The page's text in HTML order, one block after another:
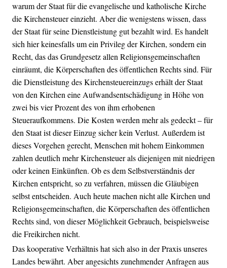
warum der Staat für die evangelische und katholische Kirche
die Kirchensteuer einzieht. Aber die wenigstens wissen, dass
der Staat für seine Dienstleistung gut bezahlt wird. Es handelt
sich hier keinesfalls um ein Privileg der Kirchen, sondern ein
Recht, das das Grundgesetz allen Religionsgemeinschaften
einräumt, die Körperschaften des öffentlichen Rechts sind. Für
die Dienstleistung des Kirchensteuereinzugs erhält der Staat
von den Kirchen eine Aufwandsentschädigung in Höhe von
zwei bis vier Prozent des von ihm erhobenen
Steueraufkommens. Die Kosten werden mehr als gedeckt – für
den Staat ist dieser Einzug sicher kein Verlust. Außerdem ist
dieses Vorgehen gerecht, Menschen mit hohem Einkommen
zahlen deutlich mehr Kirchensteuer als diejenigen mit niedrigen
oder keinen Einkünften. Ob es dem Selbstverständnis der
Kirchen entspricht, so zu verfahren, müssen die Gläubigen
selbst entscheiden. Auch heute machen nicht alle Kirchen und
Religionsgemeinschaften, die Körperschaften des öffentlichen
Rechts sind, von dieser Möglichkeit Gebrauch, beispielsweise
die Freikirchen nicht.
Das kooperative Verhältnis hat sich also in der Praxis unseres
Landes bewährt. Aber angesichts zunehmender Anfragen aus